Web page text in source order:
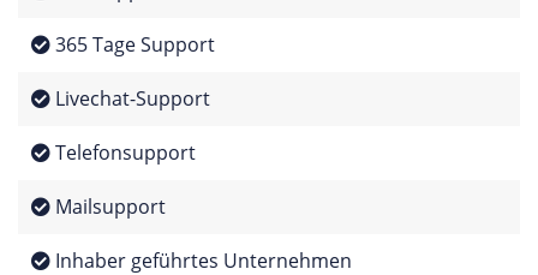
365 Tage Support
Livechat-Support
Telefonsupport
Mailsupport
Inhaber geführtes Unternehmen